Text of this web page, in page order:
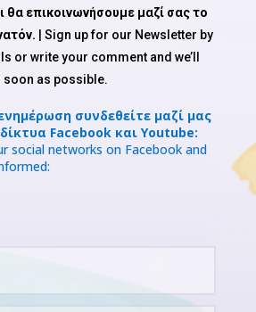
θα επικοινωνήσουμε μαζί σας το
| Sign up for our Newsletter by
or write your comment and we’ll
soon as possible.
συνδεθείτε μαζί μας
Facebook και Youtube:
social networks on Facebook and